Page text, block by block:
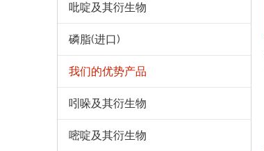
吡啶及其衍生物
磷脂(进口)
我们的优势产品
吲哚及其衍生物
嘧啶及其衍生物